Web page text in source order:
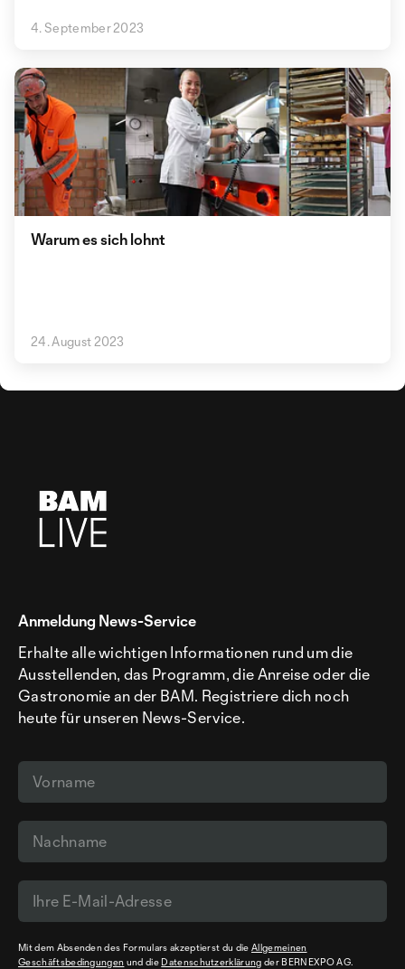
4. September 2023
Warum es sich lohnt
24. August 2023
Anmeldung News-Service
Erhalte alle wichtigen Informationen rund um die
Ausstellenden, das Programm, die Anreise oder die
Gastronomie an der BAM. Registriere dich noch
heute für unseren News-Service.
Mit dem Absenden des Formulars akzeptierst du dieAllgemeinen
Geschäftsbedingungen und die Datenschutzerklärung der BERNEXPO AG.